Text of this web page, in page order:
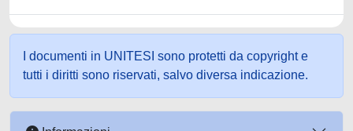
I documenti in UNITESI sono protetti da copyright e
tutti i diritti sono riservati, salvo diversa indicazione.